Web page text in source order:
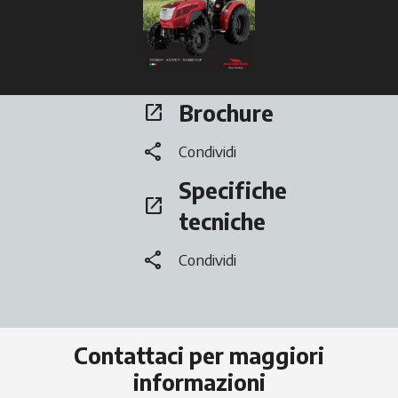
open_in_new Brochure
si apre in una nuova scheda
share Condividi
open_in_new
Specifiche
tecniche
si apre in una nuova scheda
share Condividi
Contattaci per maggiori
informazioni